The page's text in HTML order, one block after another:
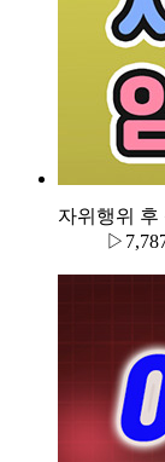
자위행위 후